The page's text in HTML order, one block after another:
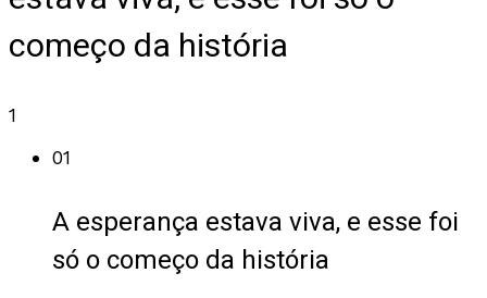
começo da história
1
01
A esperança estava viva, e esse foi
só o começo da história